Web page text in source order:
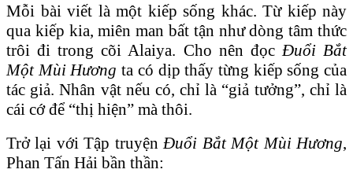
Mỗi bài viết là một kiếp sống khác. Từ kiếp này
qua kiếp kia, miên man bất tận như dòng tâm thức
trôi đi trong cõi Alaiya. Cho nên đọcĐuổi Bắt
Một Mùi Hương ta có dịp thấy từng kiếp sống của
tác giả. Nhân vật nếu có, chỉ là “giả tưởng”, chỉ là
cái cớ để “thị hiện” mà thôi.
Trở lại với Tập truyệnĐuổi Bắt Một Mùi Hương,
Phan Tấn Hải bần thần: